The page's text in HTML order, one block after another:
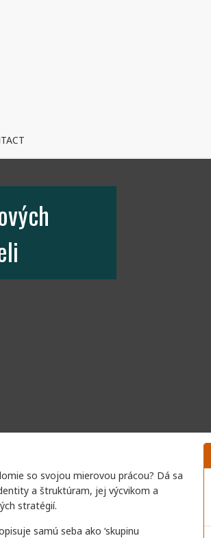
so svojou mierovou prácou? Dá sa
a štruktúram, jej výcvikom a
stratégií.
samú seba ako ‘skupinu